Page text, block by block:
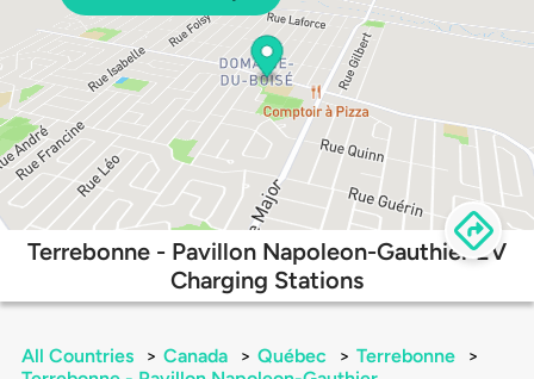
Terrebonne - Pavillon Napoleon-Gauthier EV
Charging Stations
All Countries > Canada > Québec > Terrebonne
>